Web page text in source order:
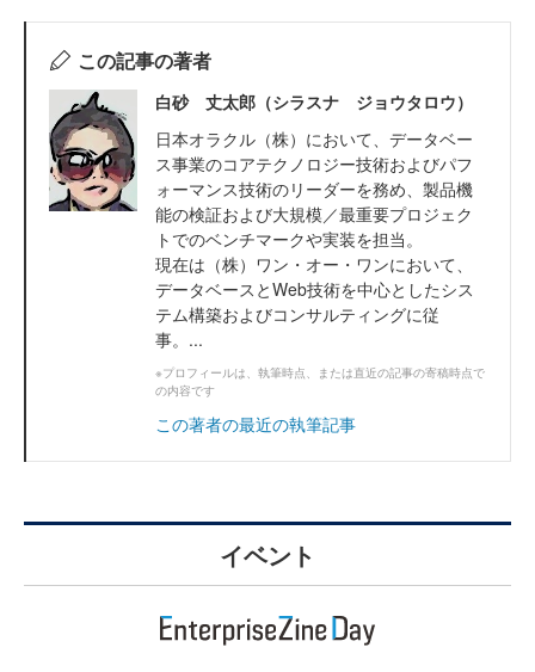
この記事の著者
白砂 丈太郎（シラスナ ジョウタロウ）
日本オラクル（株）において、データベー
ス事業のコアテクノロジー技術およびパフ
ォーマンス技術のリーダーを務め、製品機
能の検証および大規模／最重要プロジェク
トでのベンチマークや実装を担当。
現在は（株）ワン・オー・ワンにおいて、
データベースとWeb技術を中心としたシス
テム構築およびコンサルティングに従
事。...
※プロフィールは、執筆時点、または直近の記事の寄稿時点で
の内容です
この著者の最近の執筆記事
イベント